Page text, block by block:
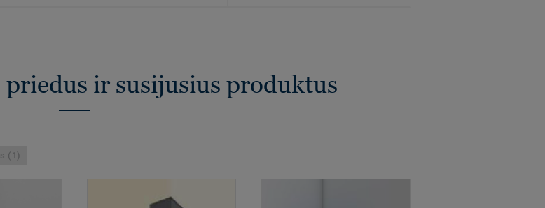
ir susijusius produktus
(1)